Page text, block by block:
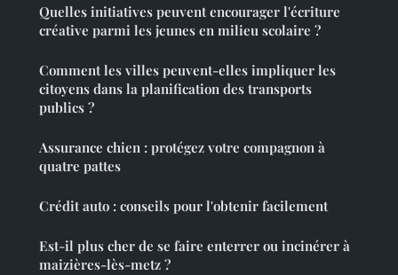
Quelles initiatives peuvent encourager l'écriture
créative parmi les jeunes en milieu scolaire ?
Comment les villes peuvent-elles impliquer les
citoyens dans la planification des transports
publics ?
Assurance chien : protégez votre compagnon à
quatre pattes
Crédit auto : conseils pour l'obtenir facilement
Est-il plus cher de se faire enterrer ou incinérer à
maizières-lès-metz ?